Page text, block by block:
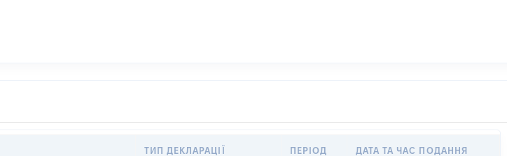
ТИП ДЕКЛАРАЦІЇ ПЕРІОД ДАТА ТА ЧАС ПОДАННЯ